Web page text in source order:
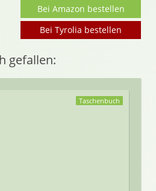
Bei Amazon bestellen
Bei Tyrolia bestellen
gefallen:
Taschenbuch